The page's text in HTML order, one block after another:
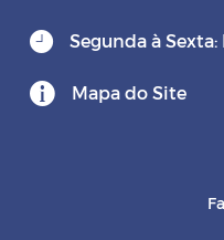
Segunda à Sexta:
Mapa do Site